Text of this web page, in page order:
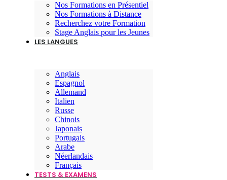
Nos Formations en Présentiel
Nos Formations à Distance
Recherchez votre Formation
Stage Anglais pour les Jeunes
LES LANGUES
Anglais
Espagnol
Allemand
Italien
Russe
Chinois
Japonais
Portugais
Arabe
Néerlandais
Français
TESTS & EXAMENS